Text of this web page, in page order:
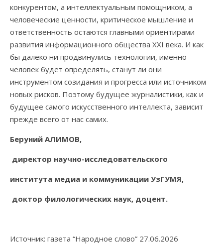
конкурентом, а интеллектуальным помощником, а
человеческие ценности, критическое мышление и
ответственность остаются главными ориентирами
развития информационного общества XXI века. И как
бы далеко ни продвинулись технологии, именно
человек будет определять, станут ли они
инструментом созидания и прогресса или источником
новых рисков. Поэтому будущее журналистики, как и
будущее самого искусственного интеллекта, зависит
прежде всего от нас самих.
Беруний АЛИМОВ,
директор научно-исследовательского
института медиа и коммуникации УзГУМЯ,
доктор филологических наук, доцент.
Источник: газета “Народное слово” 27.06.2026